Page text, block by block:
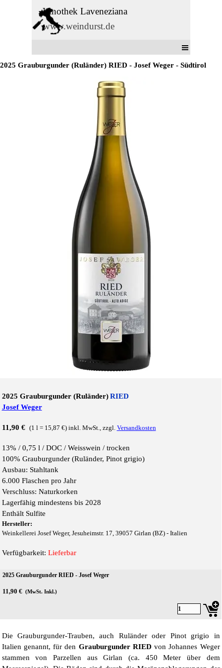
Vinothek Laveneziana
www.weindurst.de
2025 Grauburgunder (Ruländer) RIED - Josef Weger - Südtirol
2025 Grauburgunder (Ruländer) RIED
Josef Weger
11,90 € (1 l = 15,87 €) inkl. MwSt., zzgl. Versandkosten
13% / 0,75 l / DOC / Weisswein / trocken
100% Grauburgunder (Ruländer, Pinot grigio)
Ausbau: Stahltank
6.000 Flaschen pro Jahr
Verschluss: Naturkorken
Lagerfähig mindestens bis 2028
Enthält Sulfite
Hersteller:
Weinkellerei Josef Weger, Jesuheimstr. 17, 39057 Girlan (BZ) - Italien
Verfügbarkeit: Lieferbar
2025 Grauburgunder RIED - Josef Weger
11,90 € (MwSt. Inkl.)
Die Grauburgunder-Trauben, auch Ruländer oder Pinot grigio in
Italien genannt, für den Grauburgunder RIED von Johannes Weger
stammen von Parzellen aus Girlan (ca. 450 Meter über dem